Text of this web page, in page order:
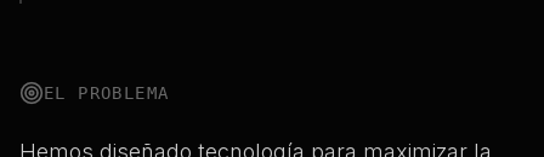
EL PROBLEMA
Hemos diseñado tecnología para maximizar la